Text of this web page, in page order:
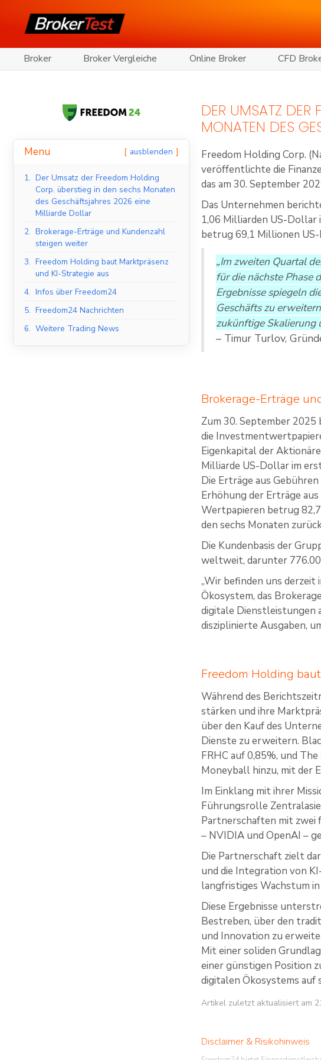
Broker Broker Vergleiche Online Broker CFD
Menu ausblenden
1. Der Umsatz der Freedom Holding
Corp. überstieg in den sechs Monaten
des Geschäftsjahres 2026 eine
Milliarde Dollar
2. Brokerage-Erträge und Kundenzahl
steigen weiter
3. Freedom Holding baut Marktpräsenz
und KI-Strategie aus
4. Infos über Freedom24
5. Freedom24 Nachrichten
6. Weitere Trading News
DER UMSATZ DER
MONATEN DES
Freedom Holding Corp.
veröffentlichte die
das am 30. September
Das Unternehmen
1,06 Milliarden US-
betrug 69,1 Millionen
„Im zweiten Quartal
für die nächste Phase
Ergebnisse spiegeln
Geschäfts zu
zukünftige Skalierung
– Timur Turlov,
Brokerage-Erträge
Zum 30. September
die
Eigenkapital der
Milliarde US-Dollar im
Die Erträge aus
Erhöhung der Erträge
Wertpapieren betrug
den sechs Monaten
Die Kundenbasis der
weltweit, darunter
„Wir befinden uns
Ökosystem, das
digitale Dienstleistungen
disziplinierte Ausgaben,
Freedom Holding
Während des
stärken und ihre
über den Kauf des
Dienste zu erweitern.
FRHC auf 0,85%, und
Moneyball hinzu, mit der
Im Einklang mit ihrer
Führungsrolle
Partnerschaften mit zwei
– NVIDIA und OpenAI –
Die Partnerschaft zielt
und die Integration von
langfristiges Wachstum
Diese Ergebnisse
Bestreben, über den
und Innovation zu
Mit einer soliden
einer günstigen Position
digitalen Ökosystems auf
Artikel zuletzt aktualisiert am
Disclaimer & Risikohinweis